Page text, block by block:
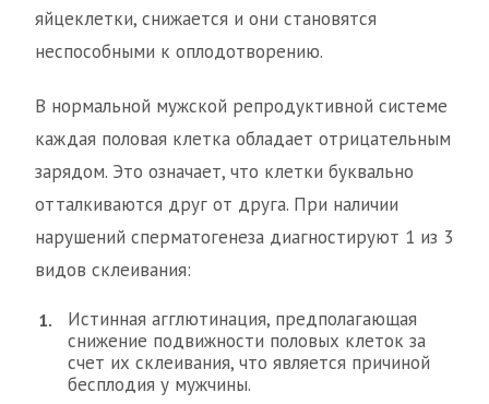
яйцеклетки, снижается и они становятся
неспособными к оплодотворению.
В нормальной мужской репродуктивной системе
каждая половая клетка обладает отрицательным
зарядом. Это означает, что клетки буквально
отталкиваются друг от друга. При наличии
нарушений сперматогенеза диагностируют 1 из 3
видов склеивания:
Истинная агглютинация, предполагающая
снижение подвижности половых клеток за
счет их склеивания, что является причиной
бесплодия у мужчины.